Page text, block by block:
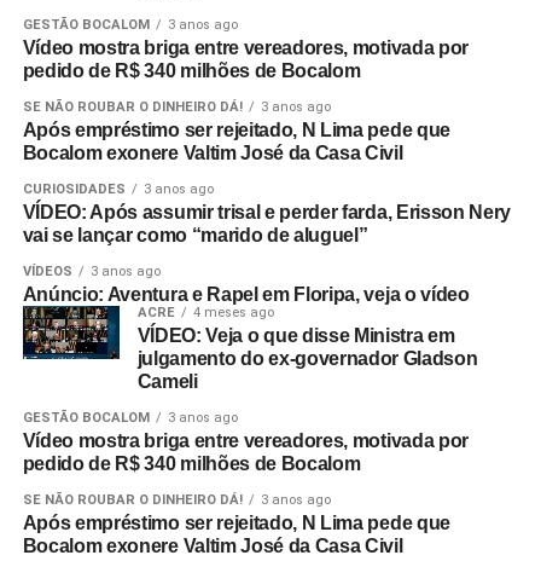
GESTÃO BOCALOM 3 anos ago
Vídeo mostra briga entre vereadores, motivada por
pedido de R$ 340 milhões de Bocalom
SE NÃO ROUBAR O DINHEIRO DÁ! 3 anos ago
Após empréstimo ser rejeitado, N Lima pede que
Bocalom exonere Valtim José da Casa Civil
CURIOSIDADES 3 anos ago
VÍDEO: Após assumir trisal e perder farda, Erisson Nery
vai se lançar como “marido de aluguel”
VÍDEOS 3 anos ago
Anúncio: Aventura e Rapel em Floripa, veja o vídeo
ACRE 4 meses ago
VÍDEO: Veja o que disse Ministra em
julgamento do ex-governador Gladson
Cameli
GESTÃO BOCALOM 3 anos ago
Vídeo mostra briga entre vereadores, motivada por
pedido de R$ 340 milhões de Bocalom
SE NÃO ROUBAR O DINHEIRO DÁ! 3 anos ago
Após empréstimo ser rejeitado, N Lima pede que
Bocalom exonere Valtim José da Casa Civil